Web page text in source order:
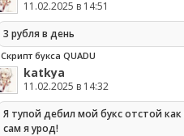
11.02.2025 в 14:51
3 рубля в день
Скрипт букса QUADU
katkya
11.02.2025 в 14:32
Я тупой дебил мой букс отстой как
сам я урод!